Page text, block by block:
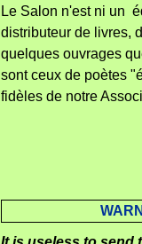
Le Salon n'est ni un
distributeur de livres,
quelques ouvrages
sont ceux de poètes
fidèles de notre